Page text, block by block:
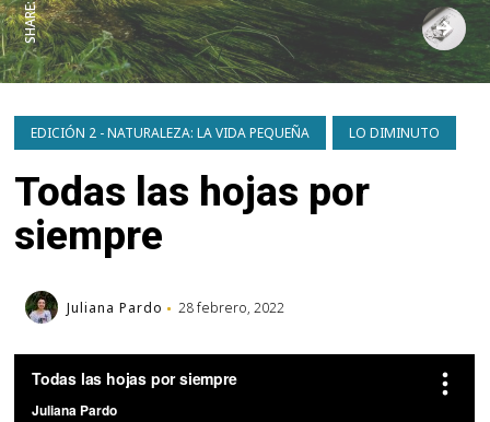
SHARE:
EDICIÓN 2 - NATURALEZA: LA VIDA PEQUEÑA LO DIMINUTO
Todas las hojas por
siempre
Juliana Pardo 28 febrero, 2022